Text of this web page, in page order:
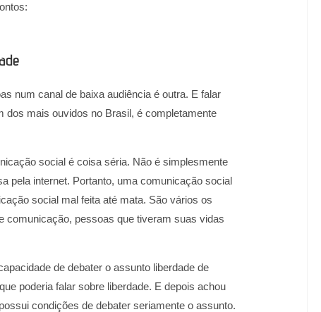
num canal de baixa audiência é outra. E falar
mais ouvidos no Brasil, é completamente
social é coisa séria. Não é simplesmente
pela internet. Portanto, uma comunicação social
social mal feita até mata. São vários os
comunicação, pessoas que tiveram suas vidas
de debater o assunto liberdade de
poderia falar sobre liberdade. E depois achou
condições de debater seriamente o assunto.